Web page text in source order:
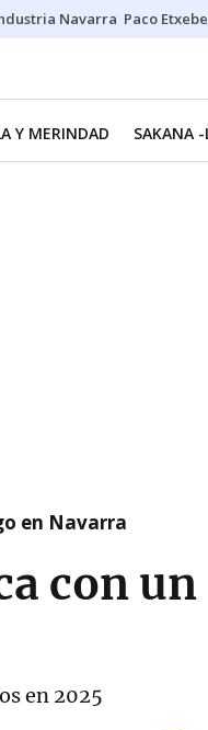
Navarra Paco
Y MERINDAD SAKANA
en Navarra
con un
en 2025